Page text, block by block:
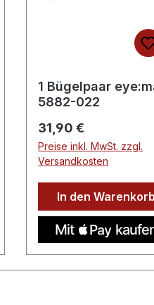
1 Bügelpaar
5882-022
Regulärer Preis:
31,90 €
Preise inkl. MwSt. zzgl.
Versandkosten
In den Warenkorb